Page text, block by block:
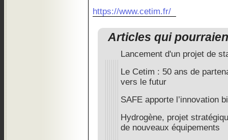
https://www.cetim.fr/
Articles qui
Lancement d'un projet de
Le Cetim : 50 ans de
vers le futur
SAFE apporte l’innovation
Hydrogène, projet
de nouveaux équipements